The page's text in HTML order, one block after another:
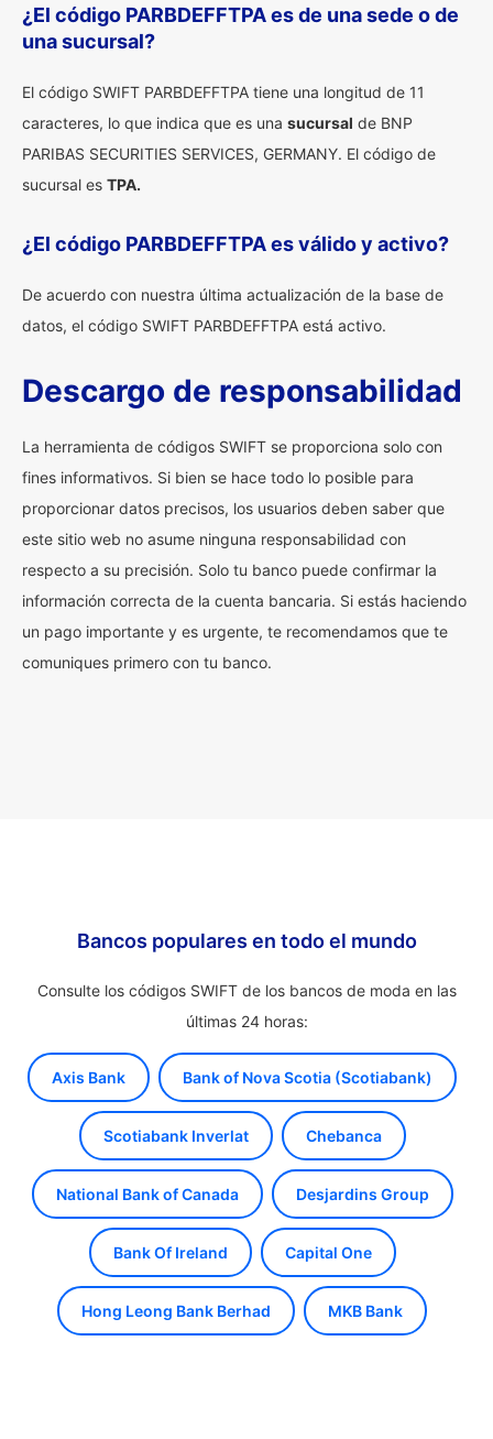
¿El código PARBDEFFTPA es de una sede o de
una sucursal?
El código SWIFT PARBDEFFTPA tiene una longitud de 11
caracteres, lo que indica que es una sucursal de BNP
PARIBAS SECURITIES SERVICES, GERMANY. El código de
sucursal es TPA.
¿El código PARBDEFFTPA es válido y activo?
De acuerdo con nuestra última actualización de la base de
datos, el código SWIFT PARBDEFFTPA está activo.
Descargo de responsabilidad
La herramienta de códigos SWIFT se proporciona solo con
fines informativos. Si bien se hace todo lo posible para
proporcionar datos precisos, los usuarios deben saber que
este sitio web no asume ninguna responsabilidad con
respecto a su precisión. Solo tu banco puede confirmar la
información correcta de la cuenta bancaria. Si estás haciendo
un pago importante y es urgente, te recomendamos que te
comuniques primero con tu banco.
Bancos populares en todo el mundo
Consulte los códigos SWIFT de los bancos de moda en las
últimas 24 horas:
Axis Bank Bank of Nova Scotia (Scotiabank)
Scotiabank Inverlat Chebanca
National Bank of Canada Desjardins Group
Bank Of Ireland Capital One
Hong Leong Bank Berhad MKB Bank